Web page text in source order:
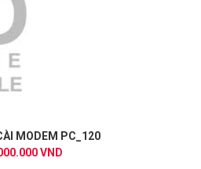
MODEM PC_120
VND